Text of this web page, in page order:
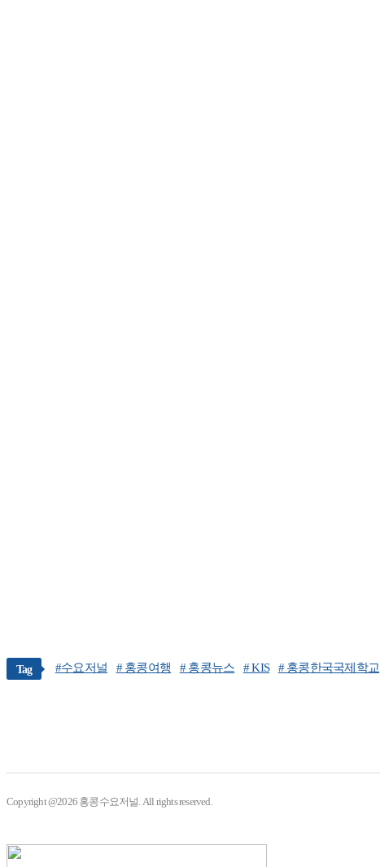
Tag #수요저널 # 홍콩여행 # 홍콩뉴스 # KIS # 홍콩한국국제학교
Copyright @2026 홍콩수요저널. All rights reserved.